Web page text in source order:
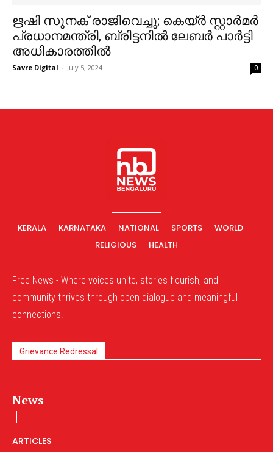
ഋഷി സുനക് രാജിവെച്ചു; കെയ്ര്‍ സ്റ്റാര്‍മര്‍
പ്രധാനമന്ത്രി, ബ്രിട്ടനിൽ ലേബർ പാർട്ടി
അധികാരത്തിൽ
Savre Digital - July 5, 2024 0
KERALA KARNATAKA NATIONAL SPORTS
WORLD
RELIGIOUS
HEALTH
Free News - Where voices unite, stories flourish, and
community thrives through open dialogue and meaningful
connections.
Grievance Redressal
News
ARTICLES